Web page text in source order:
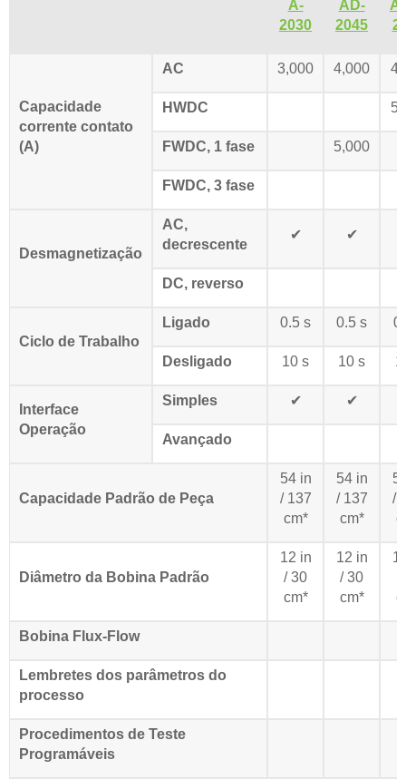
A-
2030
AD-
2045
Capacidade
corrente contato
(A)
AC 3,000 4,000
HWDC
FWDC, 1 fase 5,000
FWDC, 3 fase
Desmagnetização
AC,
decrescente
✔ ✔
DC, reverso
Ciclo de Trabalho
Ligado 0.5 s 0.5 s
Desligado 10 s 10 s
Interface
Operação
Simples ✔ ✔
Avançado
Capacidade Padrão de Peça
54 in
/ 137
cm*
54 in
/ 137
cm*
/
Diâmetro da Bobina Padrão
12 in
/ 30
cm*
12 in
/ 30
cm*
Bobina Flux-Flow
Lembretes dos parâmetros do
processo
Procedimentos de Teste
Programáveis